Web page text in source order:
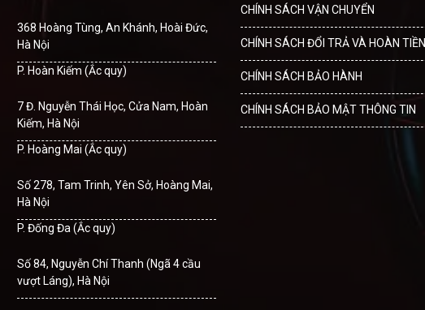
368 Hoàng Tùng, An Khánh, Hoài Đức,
Hà Nội
P. Hoàn Kiếm (Ắc quy)
7 Đ. Nguyễn Thái Học, Cửa Nam, Hoàn
Kiếm, Hà Nội
P. Hoàng Mai (Ắc quy)
Số 278, Tam Trinh, Yên Sở, Hoàng Mai,
Hà Nội
P. Đống Đa (Ắc quy)
Số 84, Nguyễn Chí Thanh (Ngã 4 cầu
vượt Láng), Hà Nội
CHÍNH SÁCH VẬN CHUYỂN
CHÍNH SÁCH ĐỔI TRẢ VÀ HOÀN TIỀN
CHÍNH SÁCH BẢO HÀNH
CHÍNH SÁCH BẢO MẬT THÔNG TIN